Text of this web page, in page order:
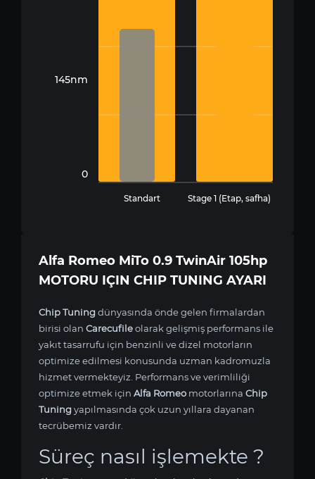
145nm
0
Standart Stage 1 (Etap, safha)
Alfa Romeo MiTo 0.9 TwinAir 105hp
MOTORU IÇIN CHIP TUNING AYARI
Chip Tuningdünyasında önde gelen firmalardan
birisi olan Carecufileolarak gelişmiş performans ile
yakıt tasarrufu için benzinli ve dizel motorların
optimize edilmesi konusunda uzman kadromuzla
hizmet vermekteyiz. Performans ve verimliliği
optimize etmek için Alfa Romeo motorlarına Chip
Tuningyapılmasında çok uzun yıllara dayanan
tecrübemiz vardır.
Süreç nasıl işlemekte ?